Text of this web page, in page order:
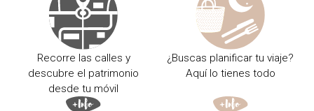
Recorre las calles y
descubre el patrimonio
desde tu móvil
¿Buscas planificar tu viaje?
Aquí lo tienes todo